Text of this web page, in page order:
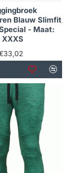
Blauw Slimfit
- Maat:
XXXS